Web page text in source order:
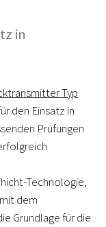
in
Typ
den Einsatz in
Prüfungen
Technologie,
dem
Grundlage für die